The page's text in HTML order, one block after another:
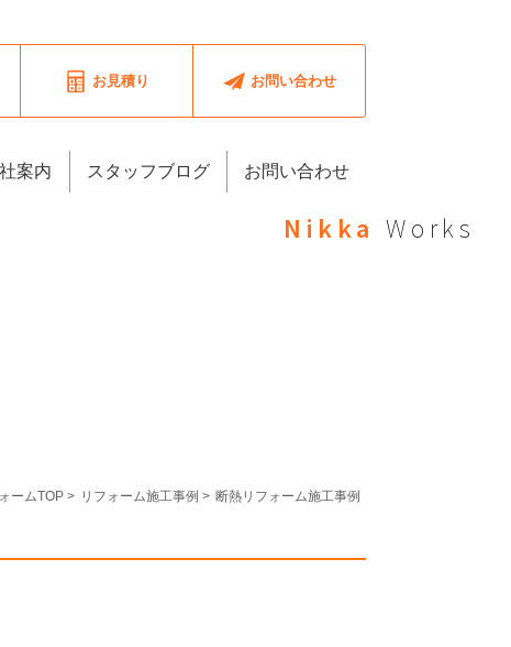
お見積り お問い合わせ
案内 スタッフブログ お問い合わせ
Nikka Works
ームTOP > リフォーム施工事例 > 断熱リフォーム施工事例